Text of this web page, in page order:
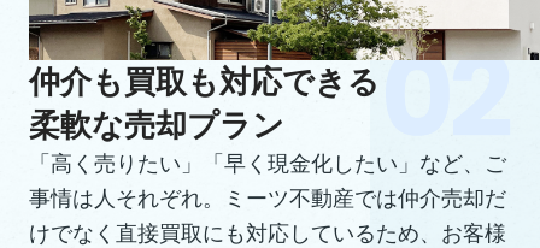
仲介も買取も対応できる
柔軟な売却プラン
「高く売りたい」「早く現金化したい」など、ご
事情は人それぞれ。ミーツ不動産では仲介売却だ
けでなく直接買取にも対応しているため、お客様